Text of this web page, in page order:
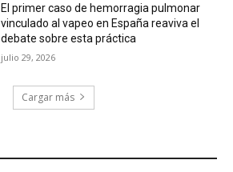
El primer caso de hemorragia pulmonar
vinculado al vapeo en España reaviva el
debate sobre esta práctica
julio 29, 2026
Cargar más